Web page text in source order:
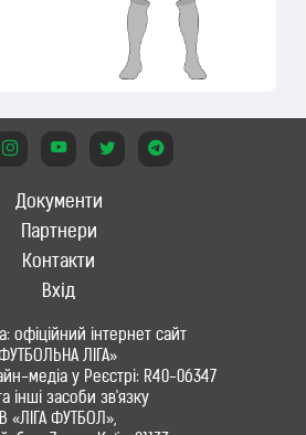
Документи
Партнери
Контакти
Вхід
офіційний інтернет сайт
ЛІГА»
медіа у Реєстрі: R40-06347
інші засоби зв'язку
«ЛІГА ФУТБОЛ»,